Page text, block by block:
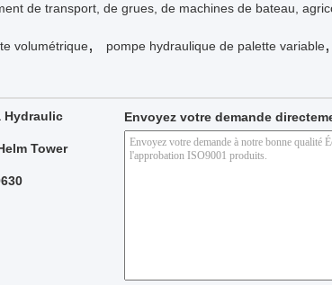
de transport, de grues, de machines de bateau,
volumétrique, pompe hydraulique de palette variable,
Hydraulic
Tower
Envoyez votre demande